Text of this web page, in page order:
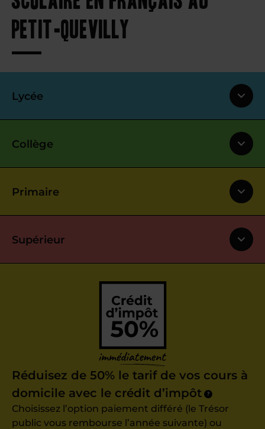
Petit-Quevilly
Lycée
Collège
Primaire
Supérieur
Réduisez de 50% le tarif de vos cours à
domicile avec le crédit d’impôt
?
Choisissez l’option paiement différé (le Trésor
public vous rembourse l’année suivante) ou